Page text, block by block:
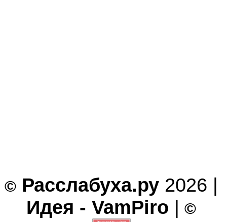
© Расслабуха.ру 2026 |
Идея - VamPiro | ©